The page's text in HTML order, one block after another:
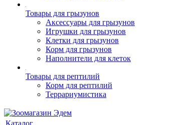
Товары для грызунов
Аксессуары для грызунов
Игрушки для грызунов
Клетки для грызунов
Корм для грызунов
Наполнители для клеток
Товары для рептилий
Корм для рептилий
Террариумистика
Каталог